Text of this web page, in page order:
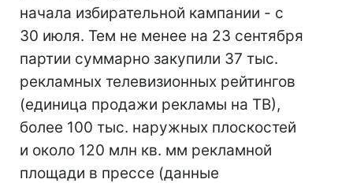
начала избирательной кампании - с
30 июля. Тем не менее на 23 сентября
партии суммарно закупили 37 тыс.
рекламных телевизионных рейтингов
(единица продажи рекламы на ТВ),
более 100 тыс. наружных плоскостей
и около 120 млн кв. мм рекламной
площади в прессе (данные